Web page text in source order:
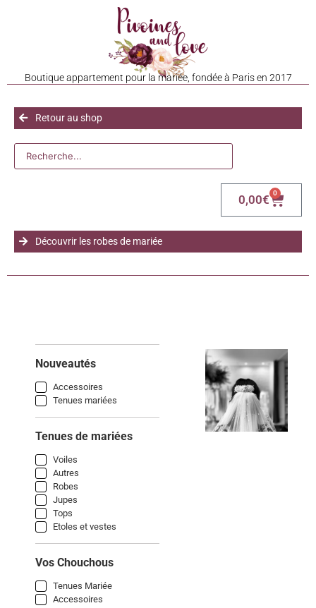
Boutique appartement pour la mariée, fondée à Paris en 2017
Retour au shop
0,00€ 0
Découvrir les robes de mariée
Nouveautés
Accessoires
Tenues mariées
Tenues de mariées
Voiles
Autres
Robes
Jupes
Tops
Etoles et vestes
Vos Chouchous
Tenues Mariée
Accessoires